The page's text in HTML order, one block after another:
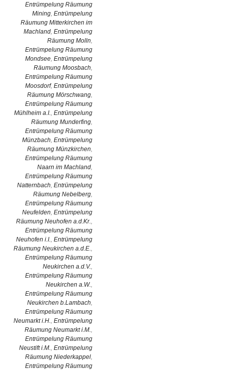
Entrümpelung Räumung
Mining, Entrümpelung
Räumung Mitterkirchen im
Machland, Entrümpelung
Räumung Molln,
Entrümpelung Räumung
Mondsee, Entrümpelung
Räumung Moosbach,
Entrümpelung Räumung
Moosdorf, Entrümpelung
Räumung Mörschwang,
Entrümpelung Räumung
Mühlheim a.I., Entrümpelung
Räumung Munderfing,
Entrümpelung Räumung
Münzbach, Entrümpelung
Räumung Münzkirchen,
Entrümpelung Räumung
Naarn im Machland,
Entrümpelung Räumung
Natternbach, Entrümpelung
Räumung Nebelberg,
Entrümpelung Räumung
Neufelden, Entrümpelung
Räumung Neuhofen a.d.Kr.,
Entrümpelung Räumung
Neuhofen i.I., Entrümpelung
Räumung Neukirchen a.d.E.,
Entrümpelung Räumung
Neukirchen a.d.V.,
Entrümpelung Räumung
Neukirchen a.W.,
Entrümpelung Räumung
Neukirchen b.Lambach,
Entrümpelung Räumung
Neumarkt i.H., Entrümpelung
Räumung Neumarkt i.M.,
Entrümpelung Räumung
Neustift i.M., Entrümpelung
Räumung Niederkappel,
Entrümpelung Räumung